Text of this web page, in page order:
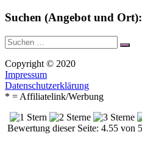
Suchen (Angebot und Ort):
Suche
nach:
Copyright © 2020
Impressum
Datenschutzerklärung
* = Affiliatelink/Werbung
Bewertung dieser Seite: 4.55 von